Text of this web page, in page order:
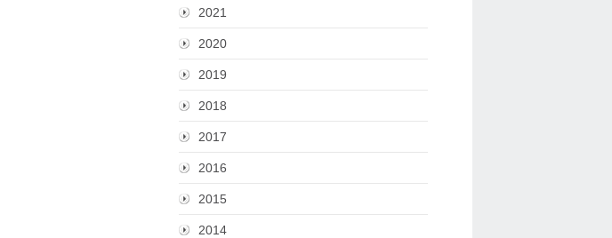
2021
2020
2019
2018
2017
2016
2015
2014